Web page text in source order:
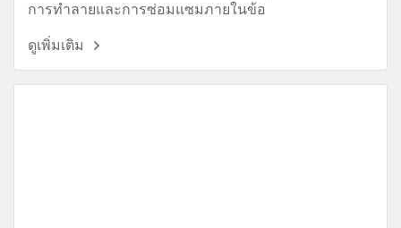
การทำลายและการซ่อมแซมภายในข้อ
ดูเพิ่มเติม